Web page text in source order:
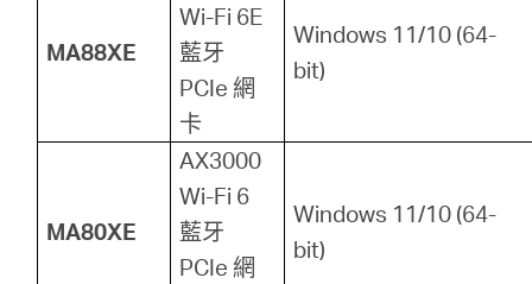
MA88XE
Wi-Fi 6E
藍牙
PCIe 網
卡
Windows 11/10 (64-
bit)
MA80XE
AX3000
Wi-Fi 6
藍牙
PCIe 網
Windows 11/10 (64-
bit)